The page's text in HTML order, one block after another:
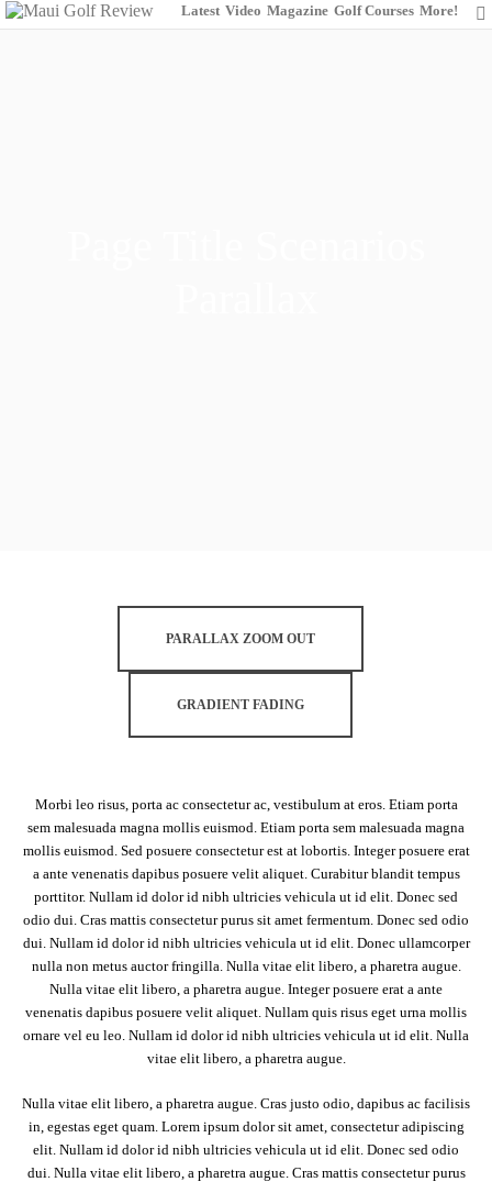
Latest Video Magazine Golf Courses More!
PARALLAX ZOOM OUT
GRADIENT FADING
Morbi leo risus, porta ac consectetur ac, vestibulum at eros. Etiam porta
sem malesuada magna mollis euismod. Etiam porta sem malesuada magna
mollis euismod. Sed posuere consectetur est at lobortis. Integer posuere erat
a ante venenatis dapibus posuere velit aliquet. Curabitur blandit tempus
porttitor. Nullam id dolor id nibh ultricies vehicula ut id elit. Donec sed
odio dui. Cras mattis consectetur purus sit amet fermentum. Donec sed odio
dui. Nullam id dolor id nibh ultricies vehicula ut id elit. Donec ullamcorper
nulla non metus auctor fringilla. Nulla vitae elit libero, a pharetra augue.
Nulla vitae elit libero, a pharetra augue. Integer posuere erat a ante
venenatis dapibus posuere velit aliquet. Nullam quis risus eget urna mollis
ornare vel eu leo. Nullam id dolor id nibh ultricies vehicula ut id elit. Nulla
vitae elit libero, a pharetra augue.
Nulla vitae elit libero, a pharetra augue. Cras justo odio, dapibus ac facilisis
in, egestas eget quam. Lorem ipsum dolor sit amet, consectetur adipiscing
elit. Nullam id dolor id nibh ultricies vehicula ut id elit. Donec sed odio
dui. Nulla vitae elit libero, a pharetra augue. Cras mattis consectetur purus